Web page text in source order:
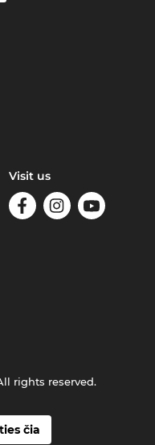
Visit us
čia
rights reserved.